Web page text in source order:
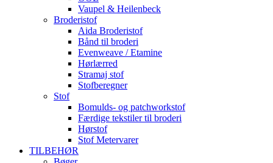
Vaupel & Heilenbeck
Broderistof
Aida Broderistof
Bånd til broderi
Evenweave / Etamine
Hørlærred
Stramaj stof
Stofberegner
Stof
Bomulds- og patchworkstof
Færdige tekstiler til broderi
Hørstof
Stof Metervarer
TILBEHØR